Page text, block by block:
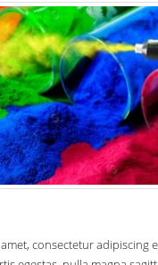
consectetur adipiscing